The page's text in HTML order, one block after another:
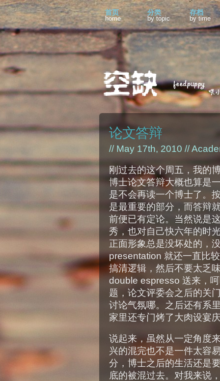
首页
home
分类
by topic
存档
by time
论文答辩
// May 17th, 2010 //
刚过去的这个周五，我的
博士论文答辩大概也算是
是不会再读一个博士了。
是最重要的部分，而答辩
前便已有定论。当然说是
秀，也对自己快六年的时
正面形象总是没坏处的，
presentation 就还一直比
搞清逻辑，然后不要太乏
double espresso 送来，
题，论文评委会之后的关
讨论气氛哪。之后还有系
家里还专门烤了大肉设宴
说起来，虽然从一定角度
兴的混完也不是一件太容
分，博士之后的生活还是
底的被混过去。对我来说